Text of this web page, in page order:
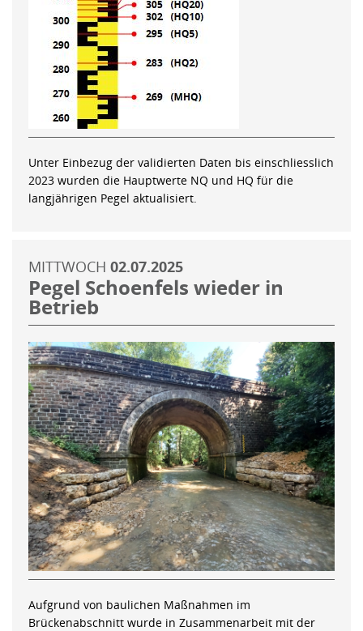
Unter Einbezug der validierten Daten bis einschliesslich
2023 wurden die Hauptwerte NQ und HQ für die
langjährigen Pegel aktualisiert.
MITTWOCH 02.07.2025
Pegel Schoenfels wieder in
Betrieb
Aufgrund von baulichen Maßnahmen im
Brückenabschnitt wurde in Zusammenarbeit mit der